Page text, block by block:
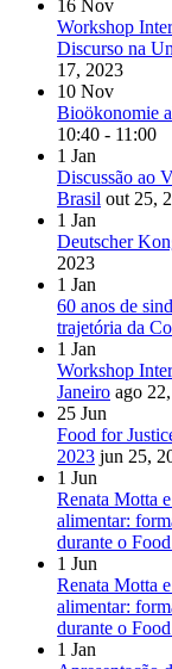
16 Nov
Workshop
Discurso na
17, 2023
10 Nov
Bioökonomie
10:40 - 11:00
1 Jan
Discussão ao
Brasil out 25,
1 Jan
Deutscher
2023
1 Jan
60 anos de
trajetória da
1 Jan
Workshop
Janeiro ago
25 Jun
Food for
2023 jun 25,
1 Jun
Renata Motta
alimentar:
durante o
1 Jun
Renata Motta
alimentar:
durante o
1 Jan